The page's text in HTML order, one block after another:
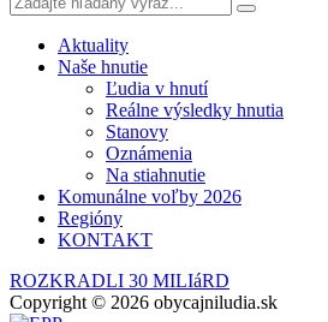
Aktuality
Naše hnutie
Ľudia v hnutí
Reálne výsledky hnutia
Stanovy
Oznámenia
Na stiahnutie
Komunálne voľby 2026
Regióny
KONTAKT
ROZKRADLI 30 MILIáRD
Copyright © 2026 obycajniludia.sk